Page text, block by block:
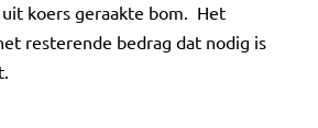
koers geraakte bom. Het
resterende bedrag dat nodig is